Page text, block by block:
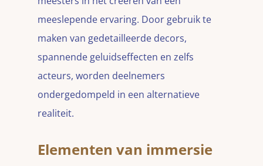
meeslepende ervaring. Door gebruik te
maken van gedetailleerde decors,
spannende geluidseffecten en zelfs
acteurs, worden deelnemers
ondergedompeld in een alternatieve
realiteit.
Elementen van immersie